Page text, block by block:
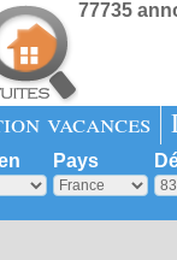
77735
vacances
Pays